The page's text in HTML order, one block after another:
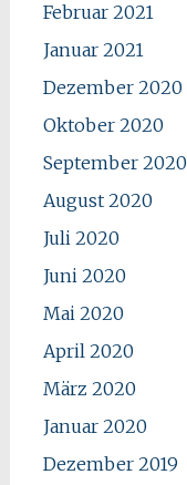
Februar 2021
Januar 2021
Dezember 2020
Oktober 2020
September 2020
August 2020
Juli 2020
Juni 2020
Mai 2020
April 2020
März 2020
Januar 2020
Dezember 2019